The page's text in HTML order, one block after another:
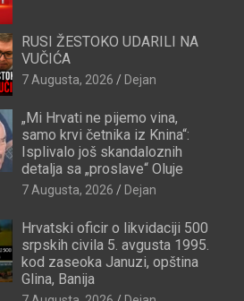
RUSI ŽESTOKO UDARILI NA
VUČIĆA
7 Augusta, 2026 Dejan
„Mi Hrvati ne pijemo vina,
samo krvi četnika iz Knina“:
Isplivalo još skandaloznih
detalja sa „proslave“ Oluje
7 Augusta, 2026 Dejan
Hrvatski oficir o likvidaciji 500
srpskih civila 5. avgusta 1995.
kod zaseoka Januzi, opština
Glina, Banija